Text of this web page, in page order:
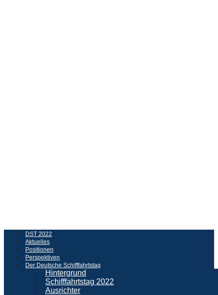
DST 2022
Aktuelles
Positionen
Perspektiven
Der Deutsche Schifffahrtstag
Hintergrund
Schifffahrtstag 2022
Ausrichter